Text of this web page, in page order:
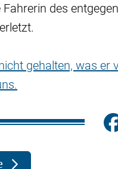
Fahrerin des
gehalten, was er